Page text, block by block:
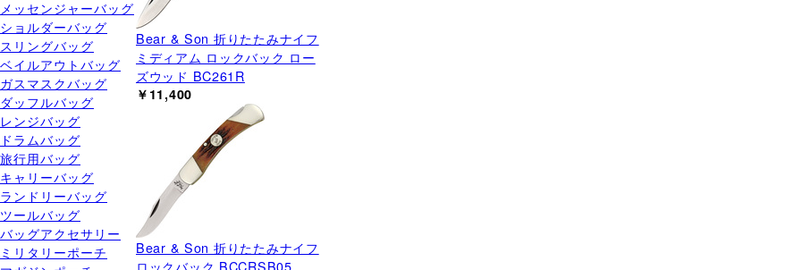
メッセンジャーバッグ
ショルダーバッグ
スリングバッグ
ベイルアウトバッグ
ガスマスクバッグ
ダッフルバッグ
レンジバッグ
ドラムバッグ
旅行用バッグ
キャリーバッグ
ランドリーバッグ
ツールバッグ
バッグアクセサリー
ミリタリーポーチ
Bear & Son 折りたたみナイフ
ミディアム ロックバック ロー
ズウッド BC261R
￥11,400
Bear & Son 折りたたみナイフ
ロックバック BCCRSB05